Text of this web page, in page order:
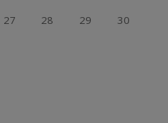
27 28 29
30